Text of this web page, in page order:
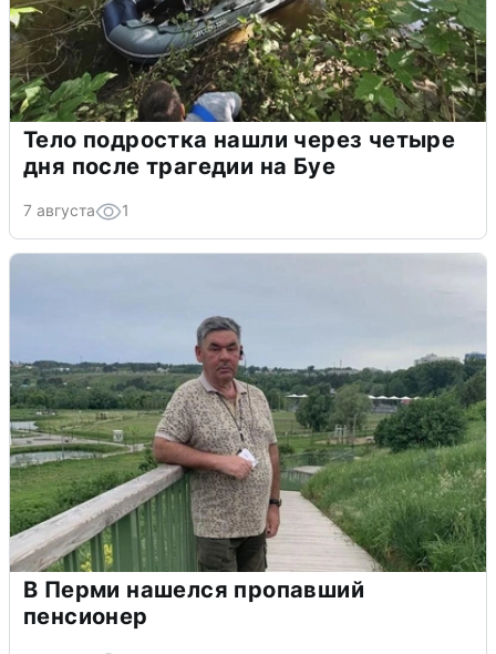
Тело подростка нашли через четыре
дня после трагедии на Буе
7 августа 1
В Перми нашелся пропавший
пенсионер